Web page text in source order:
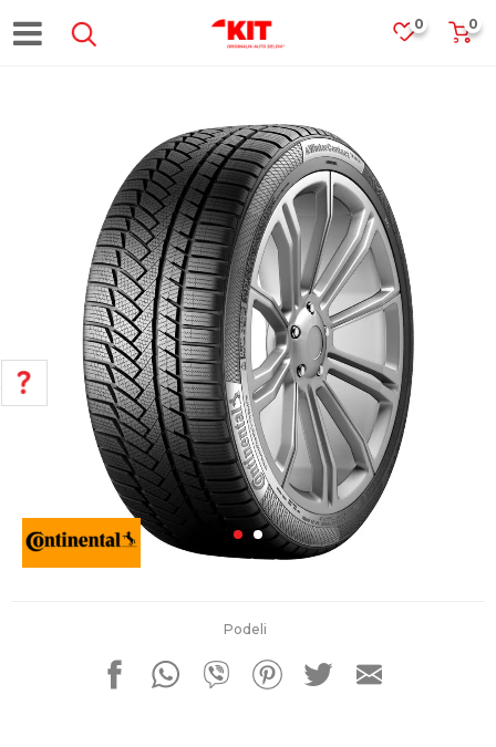
0
0
Podeli
POMOĆ PRI KUPOVINI
Za više informacija, pomoć i
porudžbine
011 4427900
Radno vreme
Pišite nam
office@kitcommerce.rs